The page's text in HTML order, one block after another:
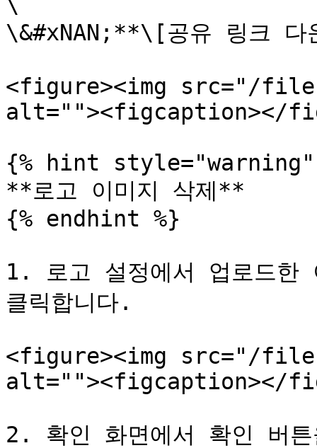
\&#xNAN;**\[공유 링크 다
<figure><img src="/files/
alt=""><figcaption></
{% hint style="warning"
**로고 이미지 삭제**
{% endhint %}
1. 로고 설정에서 업로드한
클릭합니다.
<figure><img src="/files/
alt=""><figcaption></
2. 확인 화면에서 확인 버